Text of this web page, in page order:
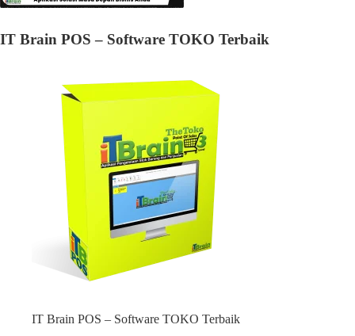
IT Brain POS – Software TOKO Terbaik
IT Brain POS – Software TOKO Terbaik